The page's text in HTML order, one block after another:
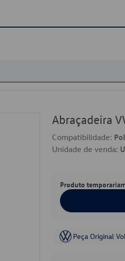
Abraçadeira
Compatibilidade:
Unidade de venda:
Produto
Peça Original